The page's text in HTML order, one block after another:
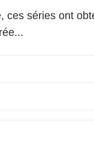
ces séries ont